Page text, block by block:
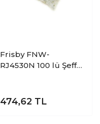
Frisby FNW-
RJ4530N 100 lü Şeffaf
474,62 TL